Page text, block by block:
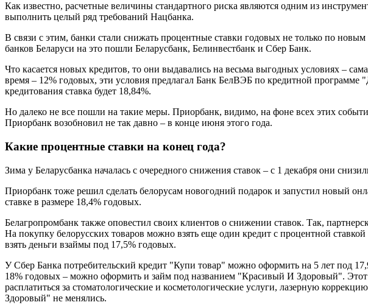
Как известно, расчетные величины стандартного риска являются одним из
выполнить целый ряд требований Нацбанка.
В связи с этим, банки стали снижать процентные ставки годовых не только по
банков Беларуси на это пошли Беларусбанк, Белинвестбанк и Сбер Банк.
Что касается новых кредитов, то они выдавались на весьма выгодных условиях –
время – 12% годовых, эти условия предлагал Банк БелВЭБ по кредитной программе
кредитования ставка будет 18,84%.
Но далеко не все пошли на такие меры. Приорбанк, видимо, на фоне всех этих
Приорбанк возобновил не так давно – в конце июня этого года.
Какие процентные ставки на конец года?
Зима у Беларусбанка началась с очередного снижения ставок – с 1 декабря они
Приорбанк тоже решил сделать белорусам новогодний подарок и запустил новый
ставке в размере 18,4% годовых.
Белагропромбанк также оповестил своих клиентов о снижении ставок. Так,
На покупку белорусских товаров можно взять еще один кредит с процентной
взять деньги взаймы под 17,5% годовых.
У Сбер Банка потребительский кредит "Купи товар" можно оформить на 5 лет под
18% годовых – можно оформить и займ под названием "Красивый И Здоровый".
расплатиться за стоматологические и косметологические услуги, лазерную
Здоровый" не менялись.